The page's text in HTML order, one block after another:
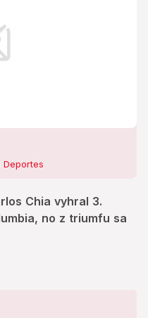
Chia vyhral 3.
no z triumfu sa